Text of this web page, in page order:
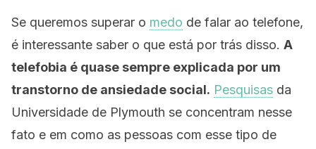
Se queremos superar o medo de falar ao telefone,
é interessante saber o que está por trás disso. A
telefobia é quase sempre explicada por um
transtorno de ansiedade social. Pesquisas da
Universidade de Plymouth se concentram nesse
fato e em como as pessoas com esse tipo de